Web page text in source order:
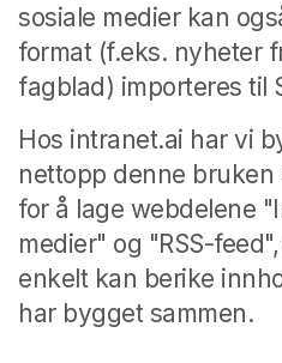
sosiale medier kan
format (f.eks. nyheter
fagblad) importeres til
Hos intranet.ai har vi
nettopp denne bruken
for å lage webdelene
medier" og "RSS-
enkelt kan berike
har bygget sammen.